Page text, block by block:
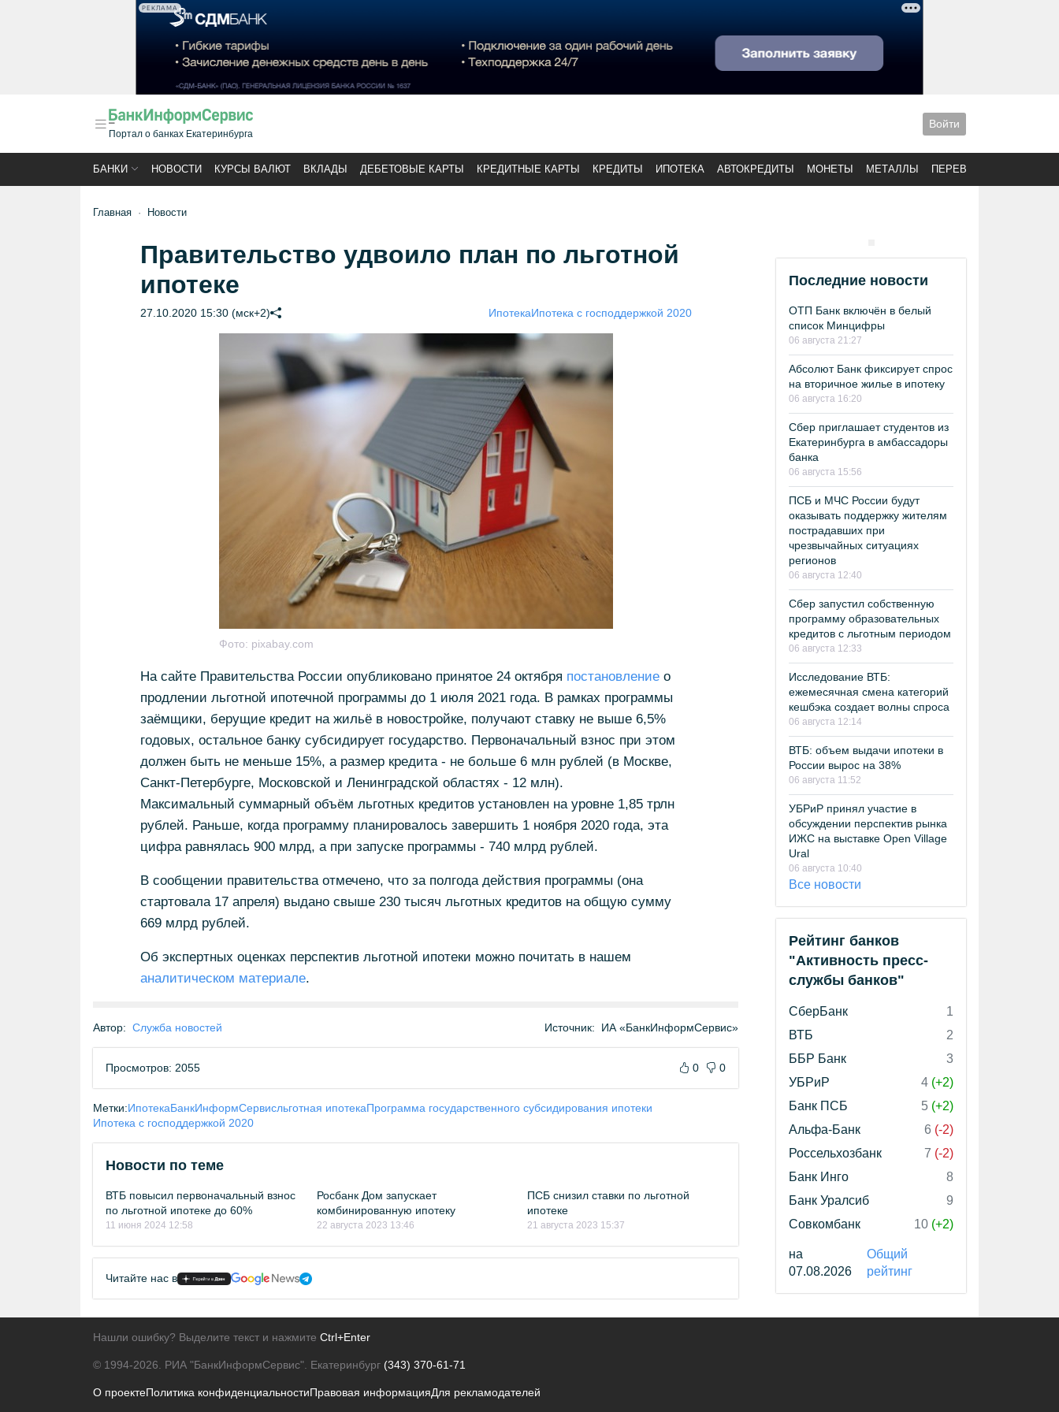
РЕКЛАМА
Портал о банках Екатеринбурга
Войти
БАНКИ НОВОСТИ КУРСЫ ВАЛЮТ ВКЛАДЫ ДЕБЕТОВЫЕ КАРТЫ КРЕДИТНЫЕ КАРТЫ КРЕДИТЫ ИПОТЕКА АВТОКРЕДИТЫ МОНЕТЫ МЕТАЛЛЫ ПЕРЕВОДЫ
Главная Новости
Правительство удвоило план по льготной
ипотеке
27.10.2020 15:30 (мск+2) ИпотекаИпотека с господдержкой 2020
Фото: pixabay.com
На сайте Правительства России опубликовано принятое 24 октября постановлениео
продлении льготной ипотечной программы до 1 июля 2021 года. В рамках программы
заёмщики, берущие кредит на жильё в новостройке, получают ставку не выше 6,5%
годовых, остальное банку субсидирует государство. Первоначальный взнос при этом
должен быть не меньше 15%, а размер кредита - не больше 6 млн рублей (в Москве,
Санкт-Петербурге, Московской и Ленинградской областях - 12 млн).
Максимальный суммарный объём льготных кредитов установлен на уровне 1,85 трлн
рублей. Раньше, когда программу планировалось завершить 1 ноября 2020 года, эта
цифра равнялась 900 млрд, а при запуске программы - 740 млрд рублей.
В сообщении правительства отмечено, что за полгода действия программы (она
стартовала 17 апреля) выдано свыше 230 тысяч льготных кредитов на общую сумму
669 млрд рублей.
Об экспертных оценках перспектив льготной ипотеки можно почитать в нашем
аналитическом материале.
Автор: Служба новостей Источник: ИА «БанкИнформСервис»
Просмотров: 2055 0 0
Метки:ИпотекаБанкИнформСервисльготная ипотекаПрограмма государственного субсидирования ипотеки
Ипотека с господдержкой 2020
Новости по теме
ВТБ повысил первоначальный взнос
по льготной ипотеке до 60%
11 июня 2024 12:58
Росбанк Дом запускает
комбинированную ипотеку
22 августа 2023 13:46
ПСБ снизил ставки по льготной
ипотеке
21 августа 2023 15:37
Читайте нас в
Последние новости
ОТП Банк включён в белый
список Минцифры
06 августа 21:27
Абсолют Банк фиксирует спрос
на вторичное жилье в ипотеку
06 августа 16:20
Сбер приглашает студентов из
Екатеринбурга в амбассадоры
банка
06 августа 15:56
ПСБ и МЧС России будут
оказывать поддержку жителям
пострадавших при
чрезвычайных ситуациях
регионов
06 августа 12:40
Сбер запустил собственную
программу образовательных
кредитов с льготным периодом
06 августа 12:33
Исследование ВТБ:
ежемесячная смена категорий
кешбэка создает волны спроса
06 августа 12:14
ВТБ: объем выдачи ипотеки в
России вырос на 38%
06 августа 11:52
УБРиР принял участие в
обсуждении перспектив рынка
ИЖС на выставке Open Village
Ural
06 августа 10:40
Все новости
Рейтинг банков
"Активность пресс-
службы банков"
СберБанк
1
ВТБ
2
ББР Банк
3
УБРиР
4 (+2)
Банк ПСБ
5 (+2)
Альфа-Банк
6 (-2)
Россельхозбанк
7 (-2)
Банк Инго
8
Банк Уралсиб
9
Совкомбанк
10 (+2)
на
07.08.2026
Общий
рейтинг
Нашли ошибку? Выделите текст и нажмите Ctrl+Enter
© 1994-2026. РИА "БанкИнформСервис". Екатеринбург (343) 370-61-71
О проектеПолитика конфиденциальностиПравовая информацияДля рекламодателей